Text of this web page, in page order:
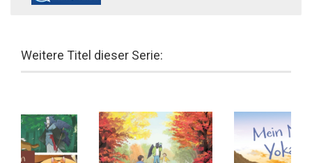
Weitere Titel dieser Serie: